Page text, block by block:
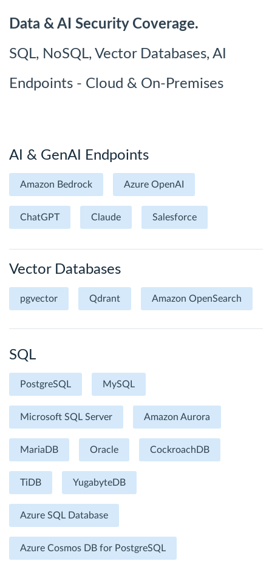
Data & AI Security Coverage.
SQL, NoSQL, Vector Databases, AI
Endpoints - Cloud & On-Premises
AI & GenAI Endpoints
Amazon Bedrock Azure OpenAI
ChatGPT Claude Salesforce
Vector Databases
pgvector Qdrant Amazon OpenSearch
SQL
PostgreSQL MySQL
Microsoft SQL Server Amazon Aurora
MariaDB Oracle CockroachDB
TiDB YugabyteDB
Azure SQL Database
Azure Cosmos DB for PostgreSQL